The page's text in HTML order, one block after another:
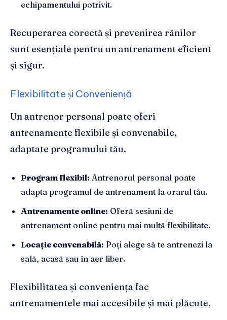
echipamentului potrivit.
Recuperarea corectă și prevenirea rănilor
sunt esențiale pentru un antrenament eficient
și sigur.
Flexibilitate și Conveniență
Un antrenor personal poate oferi
antrenamente flexibile și convenabile,
adaptate programului tău.
Program flexibil: Antrenorul personal poate
adapta programul de antrenament la orarul tău.
Antrenamente online: Oferă sesiuni de
antrenament online pentru mai multă flexibilitate.
Locație convenabilă: Poți alege să te antrenezi la
sală, acasă sau în aer liber.
Flexibilitatea și conveniența fac
antrenamentele mai accesibile și mai plăcute.